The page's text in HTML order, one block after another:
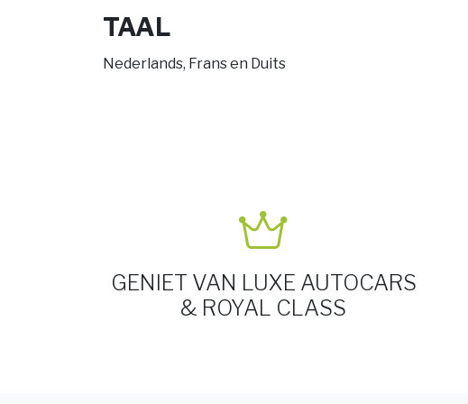
TAAL
Nederlands, Frans en Duits
GENIET VAN LUXE AUTOCARS
& ROYAL CLASS